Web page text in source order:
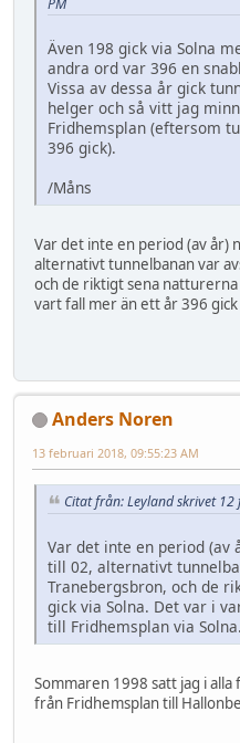
PM
Även 198 gick via Solna
andra ord var 396 en
Vissa av dessa år gick
helger och så vitt jag
Fridhemsplan (eftersom
396 gick).
/Måns
Var det inte en period (av år)
alternativt tunnelbanan var
och de riktigt sena natturerna
vart fall mer än ett år 396
Anders Noren
13 februari 2018, 09:55:23 AM
Citat från: Leyland skrivet
Var det inte en period (av
till 02, alternativt
Tranebergsbron, och de
gick via Solna. Det var i
till Fridhemsplan via Solna.
Sommaren 1998 satt jag i
från Fridhemsplan till